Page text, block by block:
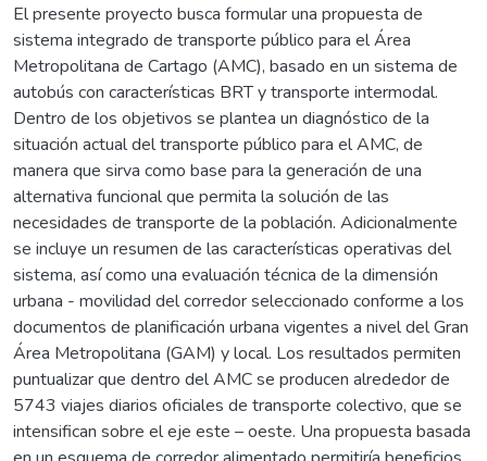
El presente proyecto busca formular una propuesta de
sistema integrado de transporte público para el Área
Metropolitana de Cartago (AMC), basado en un sistema de
autobús con características BRT y transporte intermodal.
Dentro de los objetivos se plantea un diagnóstico de la
situación actual del transporte público para el AMC, de
manera que sirva como base para la generación de una
alternativa funcional que permita la solución de las
necesidades de transporte de la población. Adicionalmente
se incluye un resumen de las características operativas del
sistema, así como una evaluación técnica de la dimensión
urbana - movilidad del corredor seleccionado conforme a los
documentos de planificación urbana vigentes a nivel del Gran
Área Metropolitana (GAM) y local. Los resultados permiten
puntualizar que dentro del AMC se producen alrededor de
5743 viajes diarios oficiales de transporte colectivo, que se
intensifican sobre el eje este – oeste. Una propuesta basada